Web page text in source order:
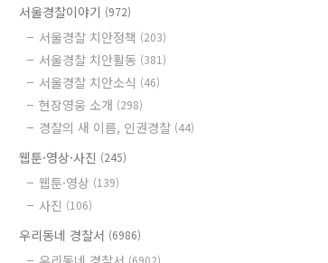
서울경찰이야기 (972)
서울경찰 치안정책 (203)
서울경찰 치안활동 (381)
서울경찰 치안소식 (46)
현장영웅 소개 (298)
경찰의 새 이름, 인권경찰 (44)
웹툰·영상·사진 (245)
웹툰·영상 (139)
사진 (106)
우리동네 경찰서 (6986)
(6902)